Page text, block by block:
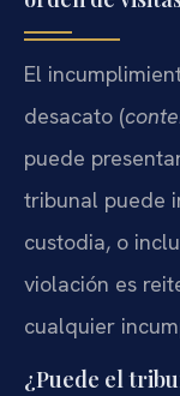
El
desacato (
puede
tribunal puede
custodia, o
violación es
cualquier
¿Puede el